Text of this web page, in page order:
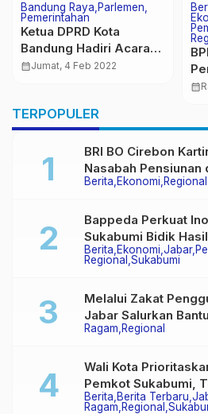
Ekonomi Pemerintahan
Pemerintah Kabupaten
Bandung Ajak Warga
Bayar Pajak Secara
Langsung
calendar_monthKamis, 21 Agt 2025
TERPOPULER
Berita Ekonomi Regional
BRI BO Cirebon
Nasabah Pensiunan
Terpadu, Literasi
Berita Ekonomi Jabar
Regional Sukabumi
Bappeda Perkuat
Sukabumi Bidik
2026
Ragam Regional
Melalui Zakat
Jabar Salurkan
Masyarakat Desa
Berita Berita Terbaru
Ragam Regional
Wali Kota
Pemkot Sukabumi,
Ada Lagi Sengketa